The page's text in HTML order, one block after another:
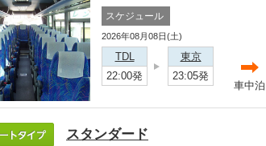
スケジュール
2026年08月08日(土)
TDL
22:00発
東京
23:05発
車中泊
スタンダード